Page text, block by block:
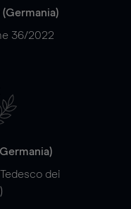
36/2022
dei